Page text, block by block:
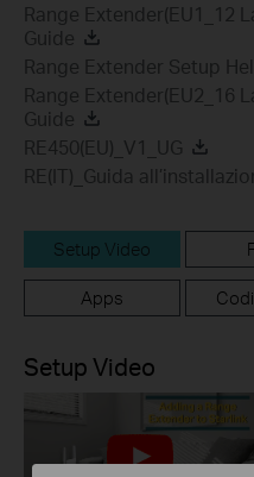
Range Extender(EU1_12
Guide
Range Extender Setup
Range Extender(EU2_16
Guide
RE450(EU)_V1_UG
RE(IT)_Guida
Setup Video
Apps
Setup Video